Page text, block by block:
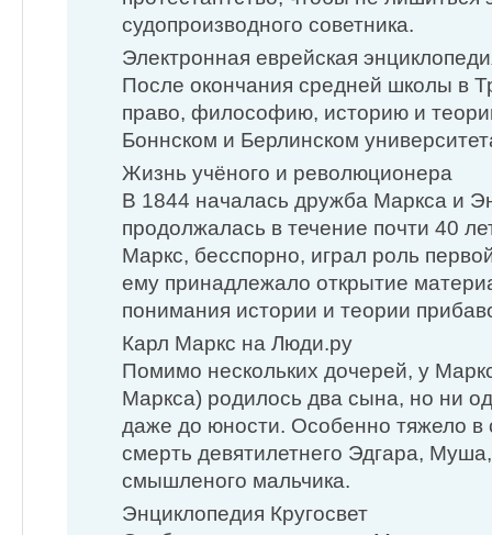
судопроизводного советника.
Электронная еврейская
После окончания средней школы в
право, философию, историю и
Боннском и Берлинском
Жизнь учёного и революционера
В 1844 началась дружба Маркса и
продолжалась в течение почти 40
Маркс, бесспорно, играл роль
ему принадлежало открытие
понимания истории и теории
Карл Маркс на Люди.ру
Помимо нескольких дочерей, у
Маркса) родилось два сына, но ни
даже до юности. Особенно тяжело в
смерть девятилетнего Эдгара,
смышленого мальчика.
Энциклопедия Кругосвет